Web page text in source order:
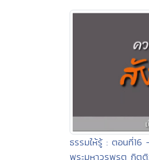
ธรรมให้รู้ : ตอนที่16
พระมหาวรพรต กิตติ